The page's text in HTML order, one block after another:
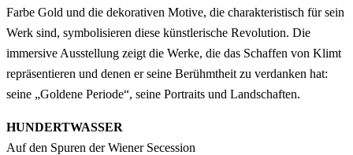
Farbe Gold und die dekorativen Motive, die charakteristisch für sein
Werk sind, symbolisieren diese künstlerische Revolution. Die
immersive Ausstellung zeigt die Werke, die das Schaffen von Klimt
repräsentieren und denen er seine Berühmtheit zu verdanken hat:
seine „Goldene Periode“, seine Portraits und Landschaften.
HUNDERTWASSER
Auf den Spuren der Wiener Secession